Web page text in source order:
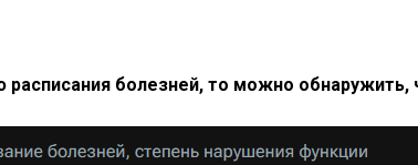
расписания болезней, то можно